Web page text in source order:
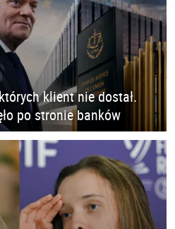
klient nie dostał.
po stronie banków